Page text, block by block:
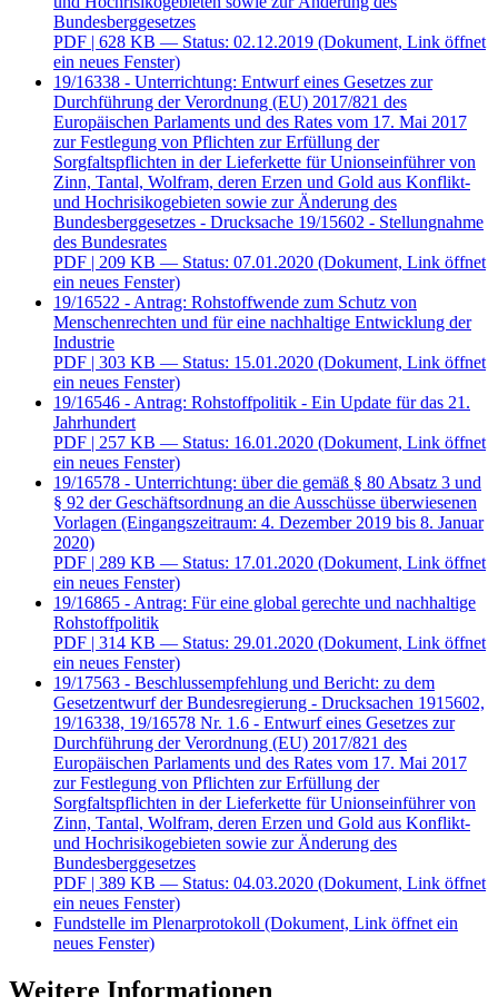
Bundesberggesetzes
PDF | 628 KB — Status: 02.12.2019 (Dokument, Link öffnet
ein neues Fenster)
19/16338 - Unterrichtung: Entwurf eines Gesetzes zur
Durchführung der Verordnung (EU) 2017/821 des
Europäischen Parlaments und des Rates vom 17. Mai 2017
zur Festlegung von Pflichten zur Erfüllung der
Sorgfaltspflichten in der Lieferkette für Unionseinführer von
Zinn, Tantal, Wolfram, deren Erzen und Gold aus Konflikt-
und Hochrisikogebieten sowie zur Änderung des
Bundesberggesetzes - Drucksache 19/15602 - Stellungnahme
des Bundesrates
PDF | 209 KB — Status: 07.01.2020 (Dokument, Link öffnet
ein neues Fenster)
19/16522 - Antrag: Rohstoffwende zum Schutz von
Menschenrechten und für eine nachhaltige Entwicklung der
Industrie
PDF | 303 KB — Status: 15.01.2020 (Dokument, Link öffnet
ein neues Fenster)
19/16546 - Antrag: Rohstoffpolitik - Ein Update für das 21.
Jahrhundert
PDF | 257 KB — Status: 16.01.2020 (Dokument, Link öffnet
ein neues Fenster)
19/16578 - Unterrichtung: über die gemäß § 80 Absatz 3 und
§ 92 der Geschäftsordnung an die Ausschüsse überwiesenen
Vorlagen (Eingangszeitraum: 4. Dezember 2019 bis 8. Januar
2020)
PDF | 289 KB — Status: 17.01.2020 (Dokument, Link öffnet
ein neues Fenster)
19/16865 - Antrag: Für eine global gerechte und nachhaltige
Rohstoffpolitik
PDF | 314 KB — Status: 29.01.2020 (Dokument, Link öffnet
ein neues Fenster)
19/17563 - Beschlussempfehlung und Bericht: zu dem
Gesetzentwurf der Bundesregierung - Drucksachen 1915602,
19/16338, 19/16578 Nr. 1.6 - Entwurf eines Gesetzes zur
Durchführung der Verordnung (EU) 2017/821 des
Europäischen Parlaments und des Rates vom 17. Mai 2017
zur Festlegung von Pflichten zur Erfüllung der
Sorgfaltspflichten in der Lieferkette für Unionseinführer von
Zinn, Tantal, Wolfram, deren Erzen und Gold aus Konflikt-
und Hochrisikogebieten sowie zur Änderung des
Bundesberggesetzes
PDF | 389 KB — Status: 04.03.2020 (Dokument, Link öffnet
ein neues Fenster)
Fundstelle im Plenarprotokoll (Dokument, Link öffnet ein
neues Fenster)
Weitere Informationen